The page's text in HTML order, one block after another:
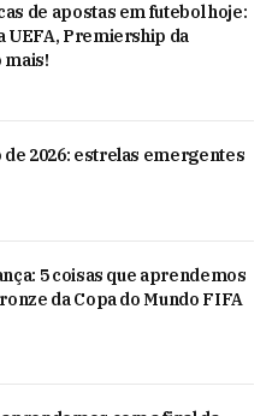
de apostas em futebol hoje:
UEFA, Premiership da
mais!
de 2026: estrelas emergentes
5 coisas que aprendemos
da Copa do Mundo FIFA